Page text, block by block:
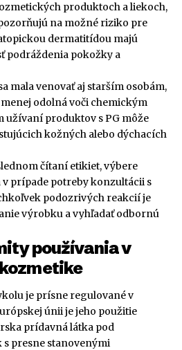
produktoch a liekoch,
na možné riziko pre
dermatitídou majú
podráždenia pokožky a
mala venovať aj starším osobám,
odolná voči chemickým
užívaní produktov s PG môže
kožných alebo dýchacích
čítaní etikiet, výbere
prípade potreby konzultácii s
podozrivých reakcií je
výrobku a vyhľadať odbornú
používania v
je prísne regulované v
únii je jeho použitie
prídavná látka pod
s presne stanovenými